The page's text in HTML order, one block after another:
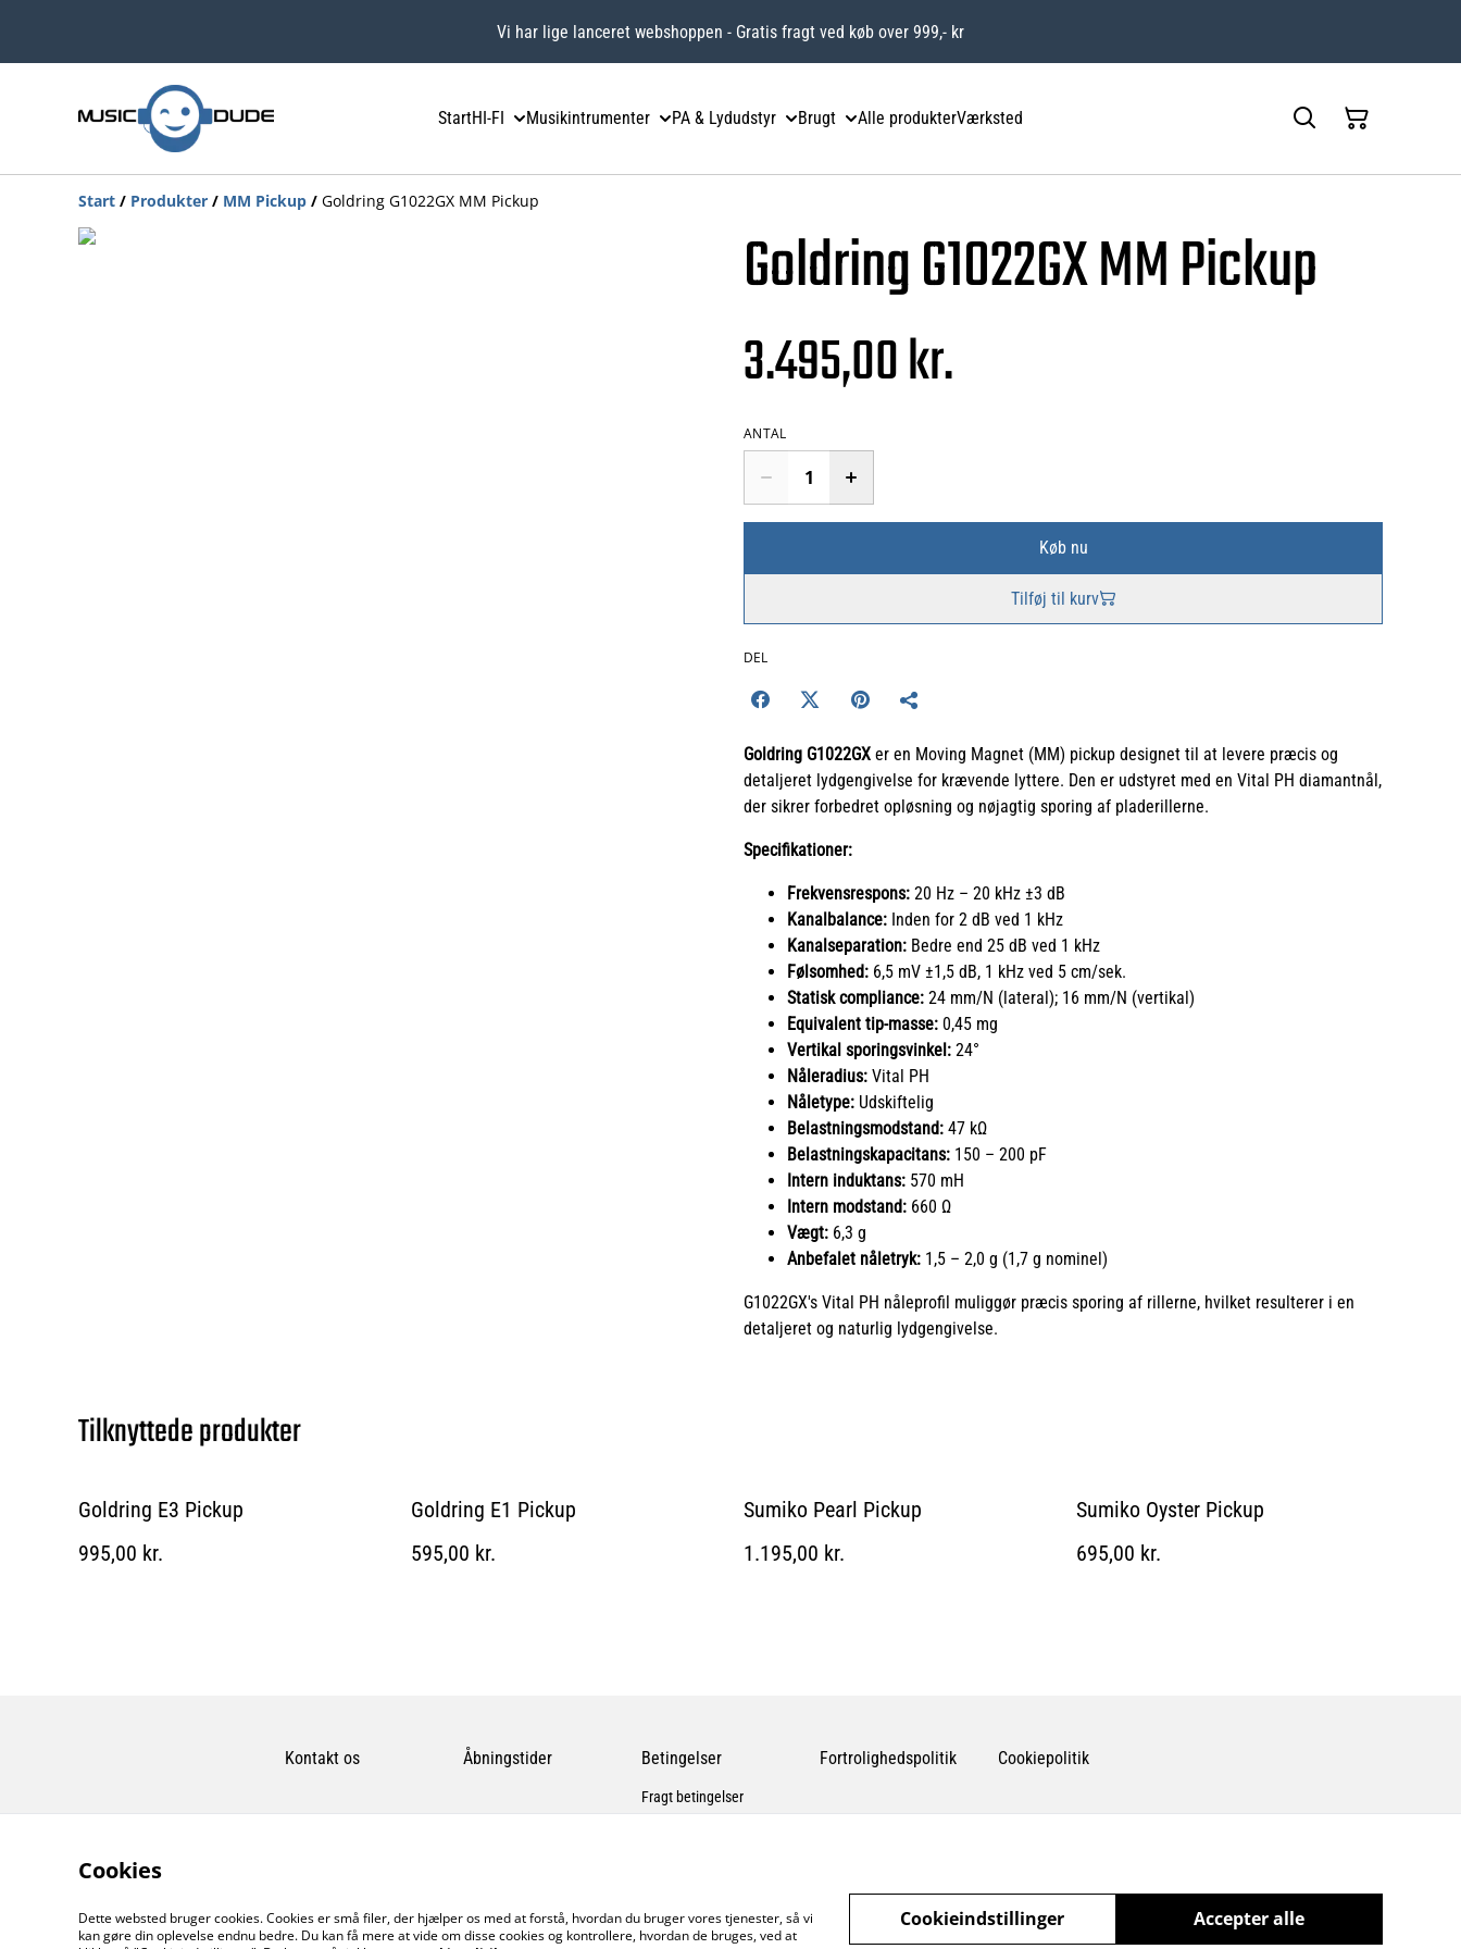
Vi har lige lanceret webshoppen - Gratis fragt ved køb over 999,- kr
StartHI-FI Musikintrumenter PA & Lydudstyr Brugt Alle produkterVærksted
Start / Produkter / MM Pickup / Goldring G1022GX MM Pickup
Goldring G1022GX MM Pickup
3.495,00 kr.
ANTAL
Køb nu
Tilføj til kurv
DEL
Goldring G1022GX er en Moving Magnet (MM) pickup designet til at levere præcis og
detaljeret lydgengivelse for krævende lyttere. Den er udstyret med en Vital PH diamantnål,
der sikrer forbedret opløsning og nøjagtig sporing af pladerillerne.
Specifikationer:
Frekvensrespons: 20 Hz – 20 kHz ±3 dB
Kanalbalance: Inden for 2 dB ved 1 kHz
Kanalseparation: Bedre end 25 dB ved 1 kHz
Følsomhed: 6,5 mV ±1,5 dB, 1 kHz ved 5 cm/sek.
Statisk compliance: 24 mm/N (lateral); 16 mm/N (vertikal)
Equivalent tip-masse: 0,45 mg
Vertikal sporingsvinkel: 24°
Nåleradius: Vital PH
Nåletype: Udskiftelig
Belastningsmodstand: 47 kΩ
Belastningskapacitans: 150 – 200 pF
Intern induktans: 570 mH
Intern modstand: 660 Ω
Vægt: 6,3 g
Anbefalet nåletryk: 1,5 – 2,0 g (1,7 g nominel)
G1022GX's Vital PH nåleprofil muliggør præcis sporing af rillerne, hvilket resulterer i en
detaljeret og naturlig lydgengivelse.
Tilknyttede produkter
Goldring E3 Pickup
995,00 kr.
Goldring E1 Pickup
595,00 kr.
Sumiko Pearl Pickup
1.195,00 kr.
Sumiko Oyster Pickup
695,00 kr.
Kontakt os Åbningstider Betingelser
Fragt betingelser
Fortrolighedspolitik Cookiepolitik
Cookies
Dette websted bruger cookies. Cookies er små filer, der hjælper os med at forstå, hvordan du bruger vores tjenester, så vi
kan gøre din oplevelse endnu bedre. Du kan få mere at vide om disse cookies og kontrollere, hvordan de bruges, ved at
Accepter alle
Cookieindstillinger